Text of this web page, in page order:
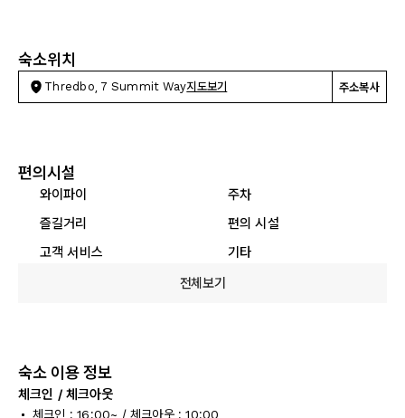
숙소위치
Thredbo, 7 Summit Way지도보기 주소복사
편의시설
와이파이
주차
즐길거리
편의 시설
고객 서비스
기타
전체보기
숙소 이용 정보
체크인 / 체크아웃
체크인 : 16:00~ / 체크아웃 : 10:00